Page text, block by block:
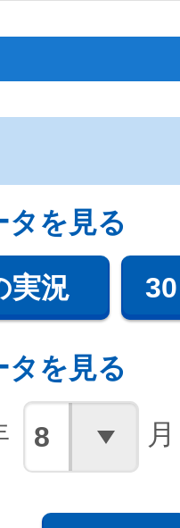
タを見る
実況
タを見る
月